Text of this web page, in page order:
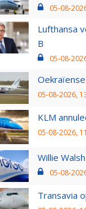
05-08-
Lufthansa
B
05-08-
05-08-2026,
KLM
05-08-2026,
Willie
05-08-
Transavia